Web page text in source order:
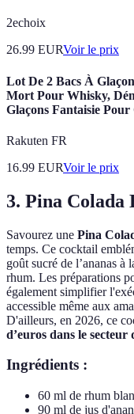
2echoix
26.99 EURVoir le prix
Lot De 2 Bacs À
Mort Pour Whisky,
Glaçons Fantaisie
Rakuten FR
16.99 EURVoir le prix
3. Pina Colada
Savourez une Pina
temps. Ce cocktail
goût sucré de l’ananas à
rhum. Les préparations
également simplifier
accessible même aux
D'ailleurs, en 2026, ce
d’euros dans le secteur
Ingrédients :
60 ml de rhum
90 ml de jus